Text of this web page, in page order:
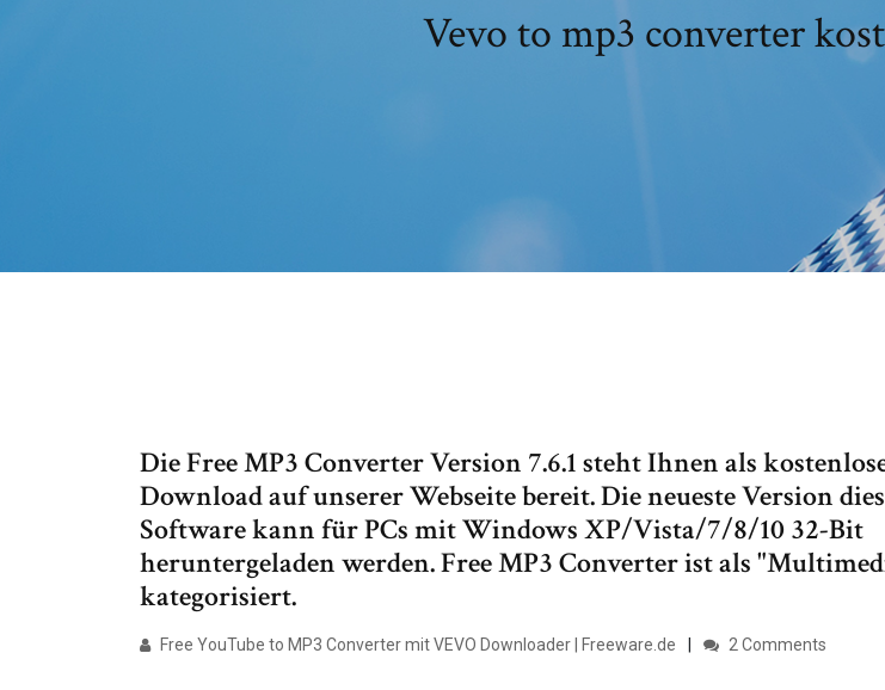
Vevo to mp3 converter
Die Free MP3 Converter Version 7.6.1 steht Ihnen als
Download auf unserer Webseite bereit. Die neueste Version
Software kann für PCs mit Windows XP/Vista/7/8/10 32-Bit
heruntergeladen werden. Free MP3 Converter ist als
kategorisiert.
Free YouTube to MP3 Converter mit VEVO Downloader | Freeware.de 2 Comments